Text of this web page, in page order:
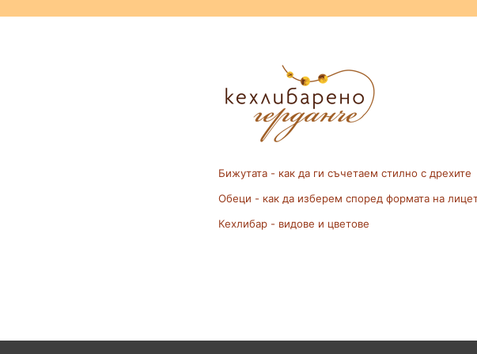
Бижутата - как да ги съчетаем стилно с дрехите
Обеци - как да изберем според формата на
Кехлибар - видове и цветове